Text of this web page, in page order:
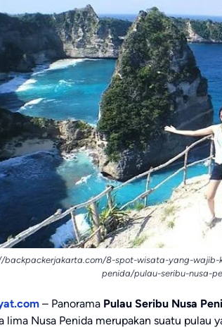
backpackerjakarta.com/8-spot-wisata-yang-
penida/pulau-seribu-nusa-
– Panorama Pulau Seribu Nusa
lima Nusa Penida merupakan suatu pulau